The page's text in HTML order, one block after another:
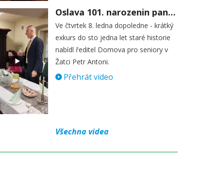
Oslava 101. narozenin paní Věry Skořepové
Ve čtvrtek 8. ledna dopoledne - krátký
exkurs do sto jedna let staré historie
nabídl ředitel Domova pro seniory v
Žatci Petr Antoni.
Přehrát video
Všechna videa